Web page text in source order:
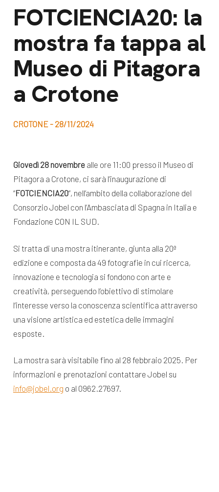
FOTCIENCIA20: la
mostra fa tappa al
Museo di Pitagora
a Crotone
CROTONE - 28/11/2024
Giovedì 28 novembrealle ore 11:00 presso il Museo di
Pitagora a Crotone, ci sarà l’inaugurazione di
“FOTCIENCIA20“, nell’ambito della collaborazione del
Consorzio Jobel con l’Ambasciata di Spagna in Italia e
Fondazione CON IL SUD.
Si tratta di una mostra itinerante, giunta alla 20ª
edizione e composta da 49 fotografie in cui ricerca,
innovazione e tecnologia si fondono con arte e
creatività, perseguendo l’obiettivo di stimolare
l’interesse verso la conoscenza scientifica attraverso
una visione artistica ed estetica delle immagini
esposte.
La mostra sarà visitabile fino al 28 febbraio 2025. Per
informazioni e prenotazioni contattare Jobel su
info@jobel.org o al 0962.27697.
Lavora con noi
Bilancio di
missione
News e
appuntamenti
dal Sud
Campagne
Libri e
pubblicazioni
Seguici sui social: